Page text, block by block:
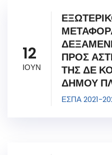
12
ΙΟΥΝ
ΠΡΟΣ
ΤΗΣ ΔΕ
ΔΗΜΟΥ
ΕΣΠΑ 2021-